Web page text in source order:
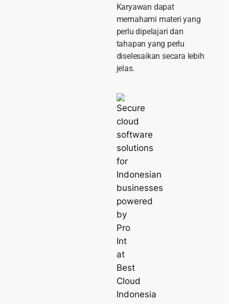
Karyawan dapat
memahami materi yang
perlu dipelajari dan
tahapan yang perlu
diselesaikan secara lebih
jelas.